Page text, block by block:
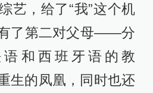
艺，给了“我”这个机
有了第二对父母——分
和西班牙语的教
生的凤凰，同时也还